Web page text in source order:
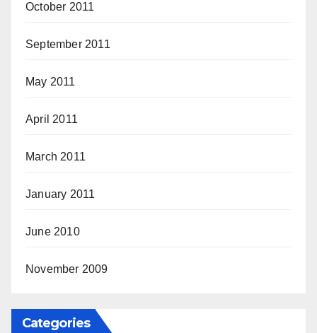
October 2011
September 2011
May 2011
April 2011
March 2011
January 2011
June 2010
November 2009
Categories